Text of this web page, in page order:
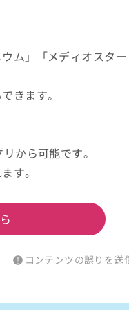
ム」「メディオスター
きます。
から可能です。
す。
コンテンツの誤りを送